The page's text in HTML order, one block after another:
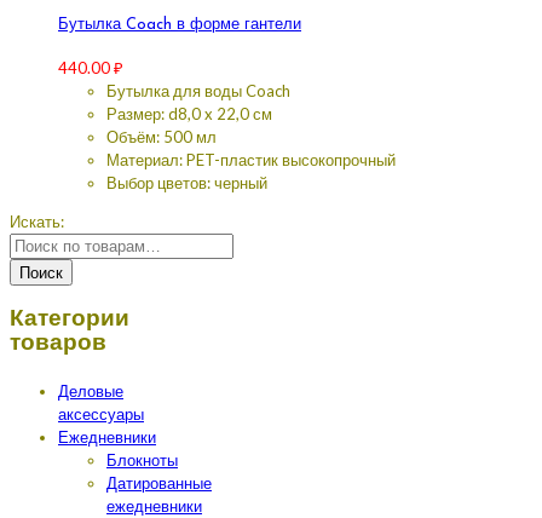
Бутылка Coach в форме гантели
440.00₽
Бутылка для воды Coach
Размер: d8,0 x 22,0 см
Объём: 500 мл
Материал: PET-пластик высокопрочный
Выбор цветов: черный
Искать:
Поиск
Категории
товаров
Деловые
аксессуары
Ежедневники
Блокноты
Датированные
ежедневники